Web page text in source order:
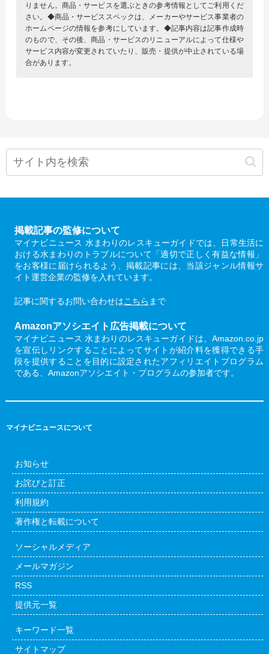
りません。商品・サービスを選ぶときの参考情報としてご利用くだ
さい。◆商品・サービススペックは、メーカーやサービス事業者の
ホームページの情報を参考にしています。◆記事内容は記事作成時
のもので、その後、商品・サービスのリニューアルによって仕様や
サービス内容が変更されていたり、販売・提供が中止されている場
合があります。
掲載記事の監修について
マイナビニュース 水まわりのレスキューガイドでは、日常生活に
おける水まわりのトラブルについて「適切で正しく有益な情報」
をお客様に届けられるよう、掲載記事には、当該ジャンル情報サ
イト運営企業の監修を入れています。
記事に関するお問い合わせはこちら まで
Amazonアソシエイト広告掲載について
マイナビニュース 水まわりのレスキューガイドは、Amazon.co.jp
を宣伝しリンクすることによってサイトが紹介料を獲得できる手
段を提供することを目的に設定されたアフィリエイトプログラム
である、Amazonアソシエイト・プログラムの参加者です。
マイナビニュースについて
お知らせ
お詫びと訂正
利用規約
著作権と転載について
ソーシャルメディア
メールマガジン
RSS
提供元一覧
キーワード一覧
サイトマップ